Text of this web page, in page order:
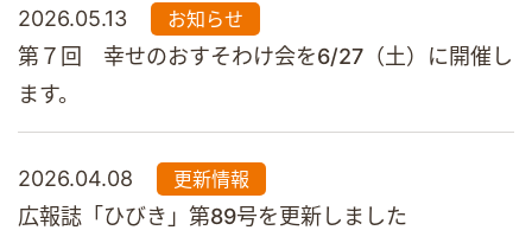
2026.05.13 お知らせ
第７回 幸せのおすそわけ会を6/27（土）に開催し
ます。
2026.04.08 更新情報
広報誌「ひびき」第89号を更新しました